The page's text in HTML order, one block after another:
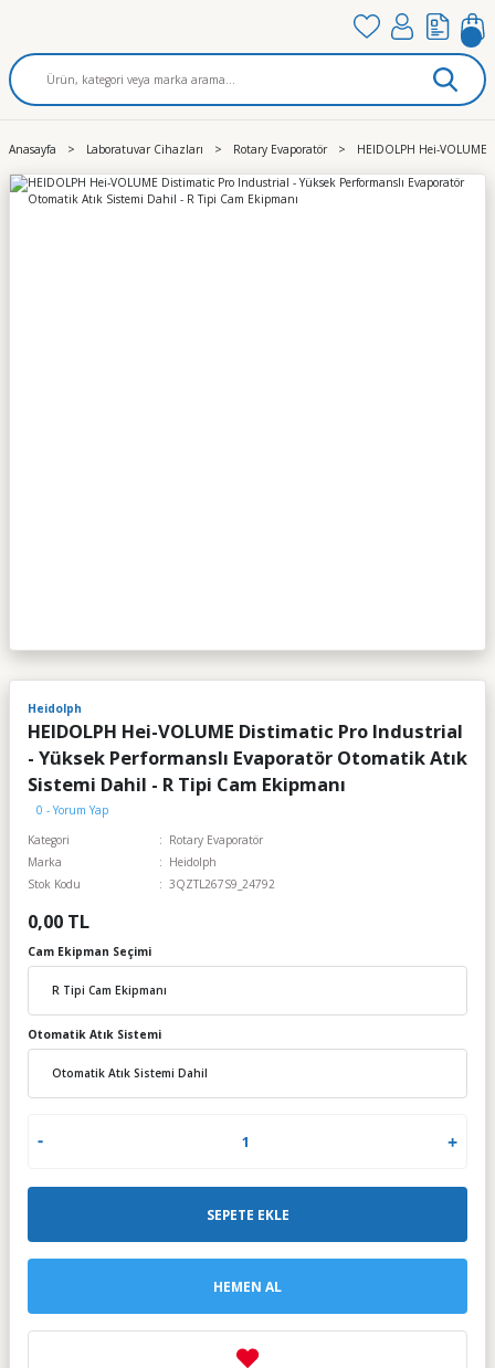
Anasayfa Laboratuvar Cihazları Rotary Evaporatör HEIDOLPH Hei-
Heidolph
HEIDOLPH Hei-VOLUME Distimatic Pro Industrial
- Yüksek Performanslı Evaporatör Otomatik Atık
Sistemi Dahil - R Tipi Cam Ekipmanı
0 - Yorum Yap
Kategori
Rotary Evaporatör
Marka
Heidolph
Stok Kodu
3QZTL267S9_24792
0,00 TL
Cam Ekipman Seçimi
Otomatik Atık Sistemi
SEPETE EKLE
HEMEN AL